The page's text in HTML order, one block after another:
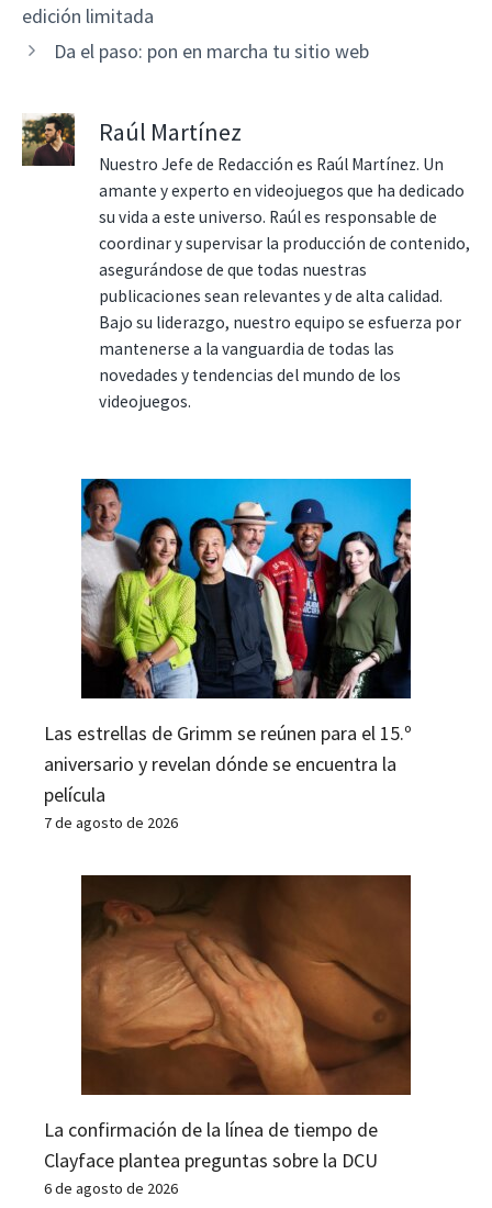
edición limitada
Da el paso: pon en marcha tu sitio web
Raúl Martínez
Nuestro Jefe de Redacción es Raúl Martínez. Un
amante y experto en videojuegos que ha dedicado
su vida a este universo. Raúl es responsable de
coordinar y supervisar la producción de contenido,
asegurándose de que todas nuestras
publicaciones sean relevantes y de alta calidad.
Bajo su liderazgo, nuestro equipo se esfuerza por
mantenerse a la vanguardia de todas las
novedades y tendencias del mundo de los
videojuegos.
Las estrellas de Grimm se reúnen para el 15.º
aniversario y revelan dónde se encuentra la
película
7 de agosto de 2026
La confirmación de la línea de tiempo de
Clayface plantea preguntas sobre la DCU
6 de agosto de 2026